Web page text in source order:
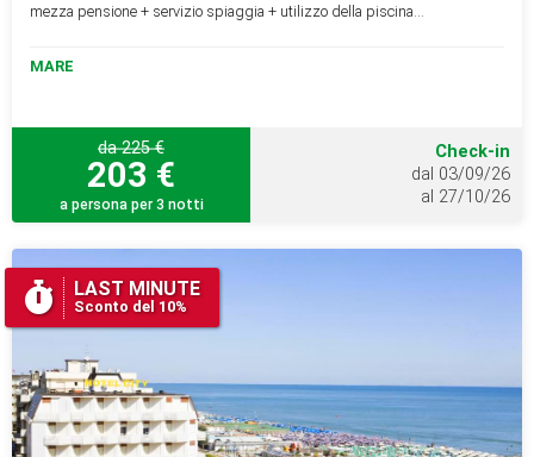
mezza pensione + servizio spiaggia + utilizzo della piscina...
MARE
da 225 €
203 €
a persona per 3 notti
Check-in
dal 03/09/26
al 27/10/26
LAST MINUTE
Sconto del 10%